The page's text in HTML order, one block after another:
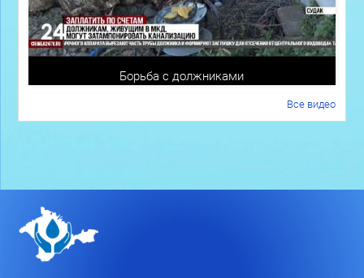
Борьба с должниками
Все видео